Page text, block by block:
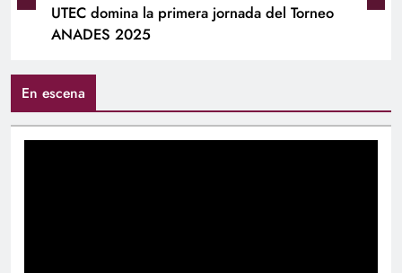
UTEC domina la primera jornada del Torneo
ANADES 2025
En escena